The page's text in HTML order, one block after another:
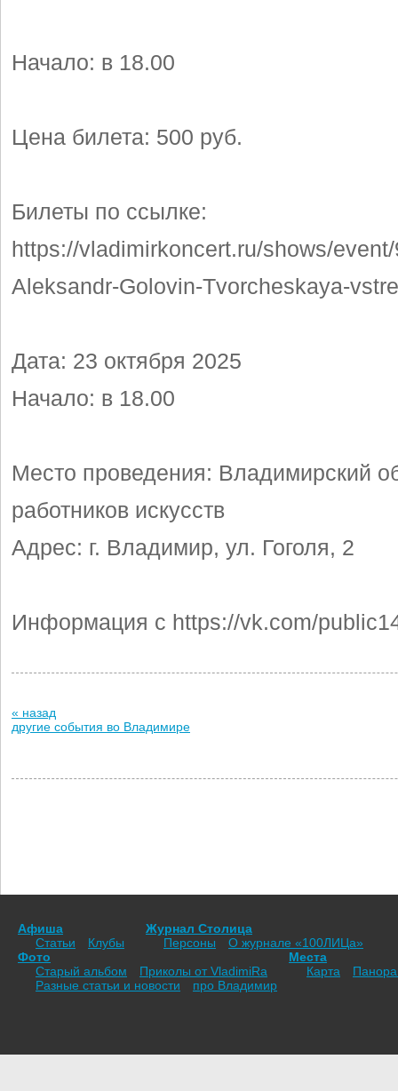
Начало: в 18.00
Цена билета: 500 руб.
Билеты по ссылке:
https://vladimirkoncert.ru/shows/
Aleksandr-Golovin-Tvorcheskaya-
Дата: 23 октября 2025
Начало: в 18.00
Место проведения: Владимирский
работников искусств
Адрес: г. Владимир, ул. Гоголя, 2
Информация с https://vk.com/
« назад
другие события во Владимире
Афиша
Статьи
Клубы
Журнал Столица
Персоны
О журнале «100ЛИЦа»
Фото
Старый альбом
Приколы от VladimiRа
Места
Карта
Разные статьи и новости
про Владимир